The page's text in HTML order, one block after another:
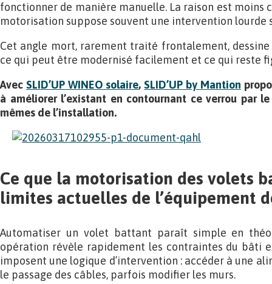
fonctionner de manière manuelle. La raison est moins
motorisation suppose souvent une intervention lourde
Cet angle mort, rarement traité frontalement,
ce qui peut être modernisé facilement et ce qui reste
Avec SLID’UP WINEO solaire,SLID’UP by Mantion
à améliorer l’existant en contournant ce verrou par
mêmes de l’installation.
Ce que la motorisation des volets
limites actuelles de l’équipement
Automatiser un volet battant paraît simple en
opération révèle rapidement les contraintes du bâti
imposent une logique d’intervention : accéder à une
le passage des câbles, parfois modifier les murs.